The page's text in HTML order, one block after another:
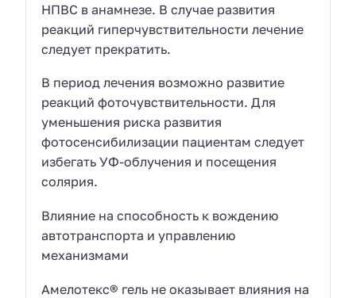
НПВС в анамнезе. В случае развития
реакций гиперчувствительности лечение
следует прекратить.
В период лечения возможно развитие
реакций фоточувствительности. Для
уменьшения риска развития
фотосенсибилизации пациентам следует
избегать УФ-облучения и посещения
солярия.
Влияние на способность к вождению
автотранспорта и управлению
механизмами
Амелотекс® гель не оказывает влияния на